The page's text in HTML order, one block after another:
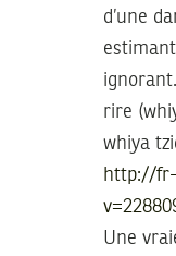
d’une
rire
whiya
http://fr-
Une